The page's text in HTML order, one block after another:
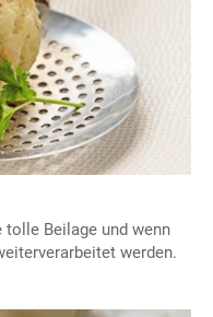
Beilage und wenn
werden.